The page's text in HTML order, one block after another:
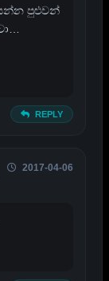
පුළුවන්
REPLY
2017-04-06